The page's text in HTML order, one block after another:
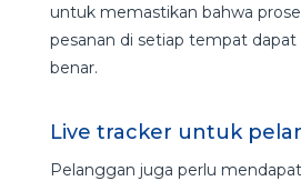
untuk memastikan bahwa
pesanan di setiap tempat
benar.
Live tracker untuk
Pelanggan juga perlu